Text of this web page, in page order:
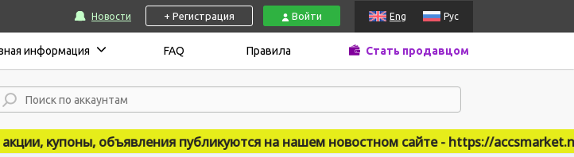
Новости + Регистрация Войти Eng Рус
информация FAQ Правила Стать продавцом
купоны, объявления публикуются на нашем новостном сайте - https://accsmarket.news